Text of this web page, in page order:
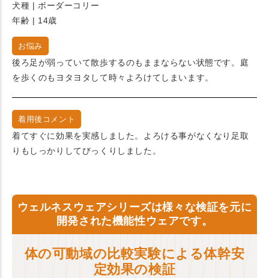
犬種 | ボーダーコリー
年齢 | 14歳
お悩み
後ろ足が弱っていて散歩するのもままならない状態です。庭
を歩くのもヨタヨタして時々よろけてしまいます。
着用後コメント
着てすぐに効果を実感しました。よろける事がなくなり足取
りもしっかりしてびっくりしました。
ウェルネスウェアシリーズは様々な検証を元に
開発された機能性ウェアです。
体の可動域の比較実験による体幹安
定効果の検証